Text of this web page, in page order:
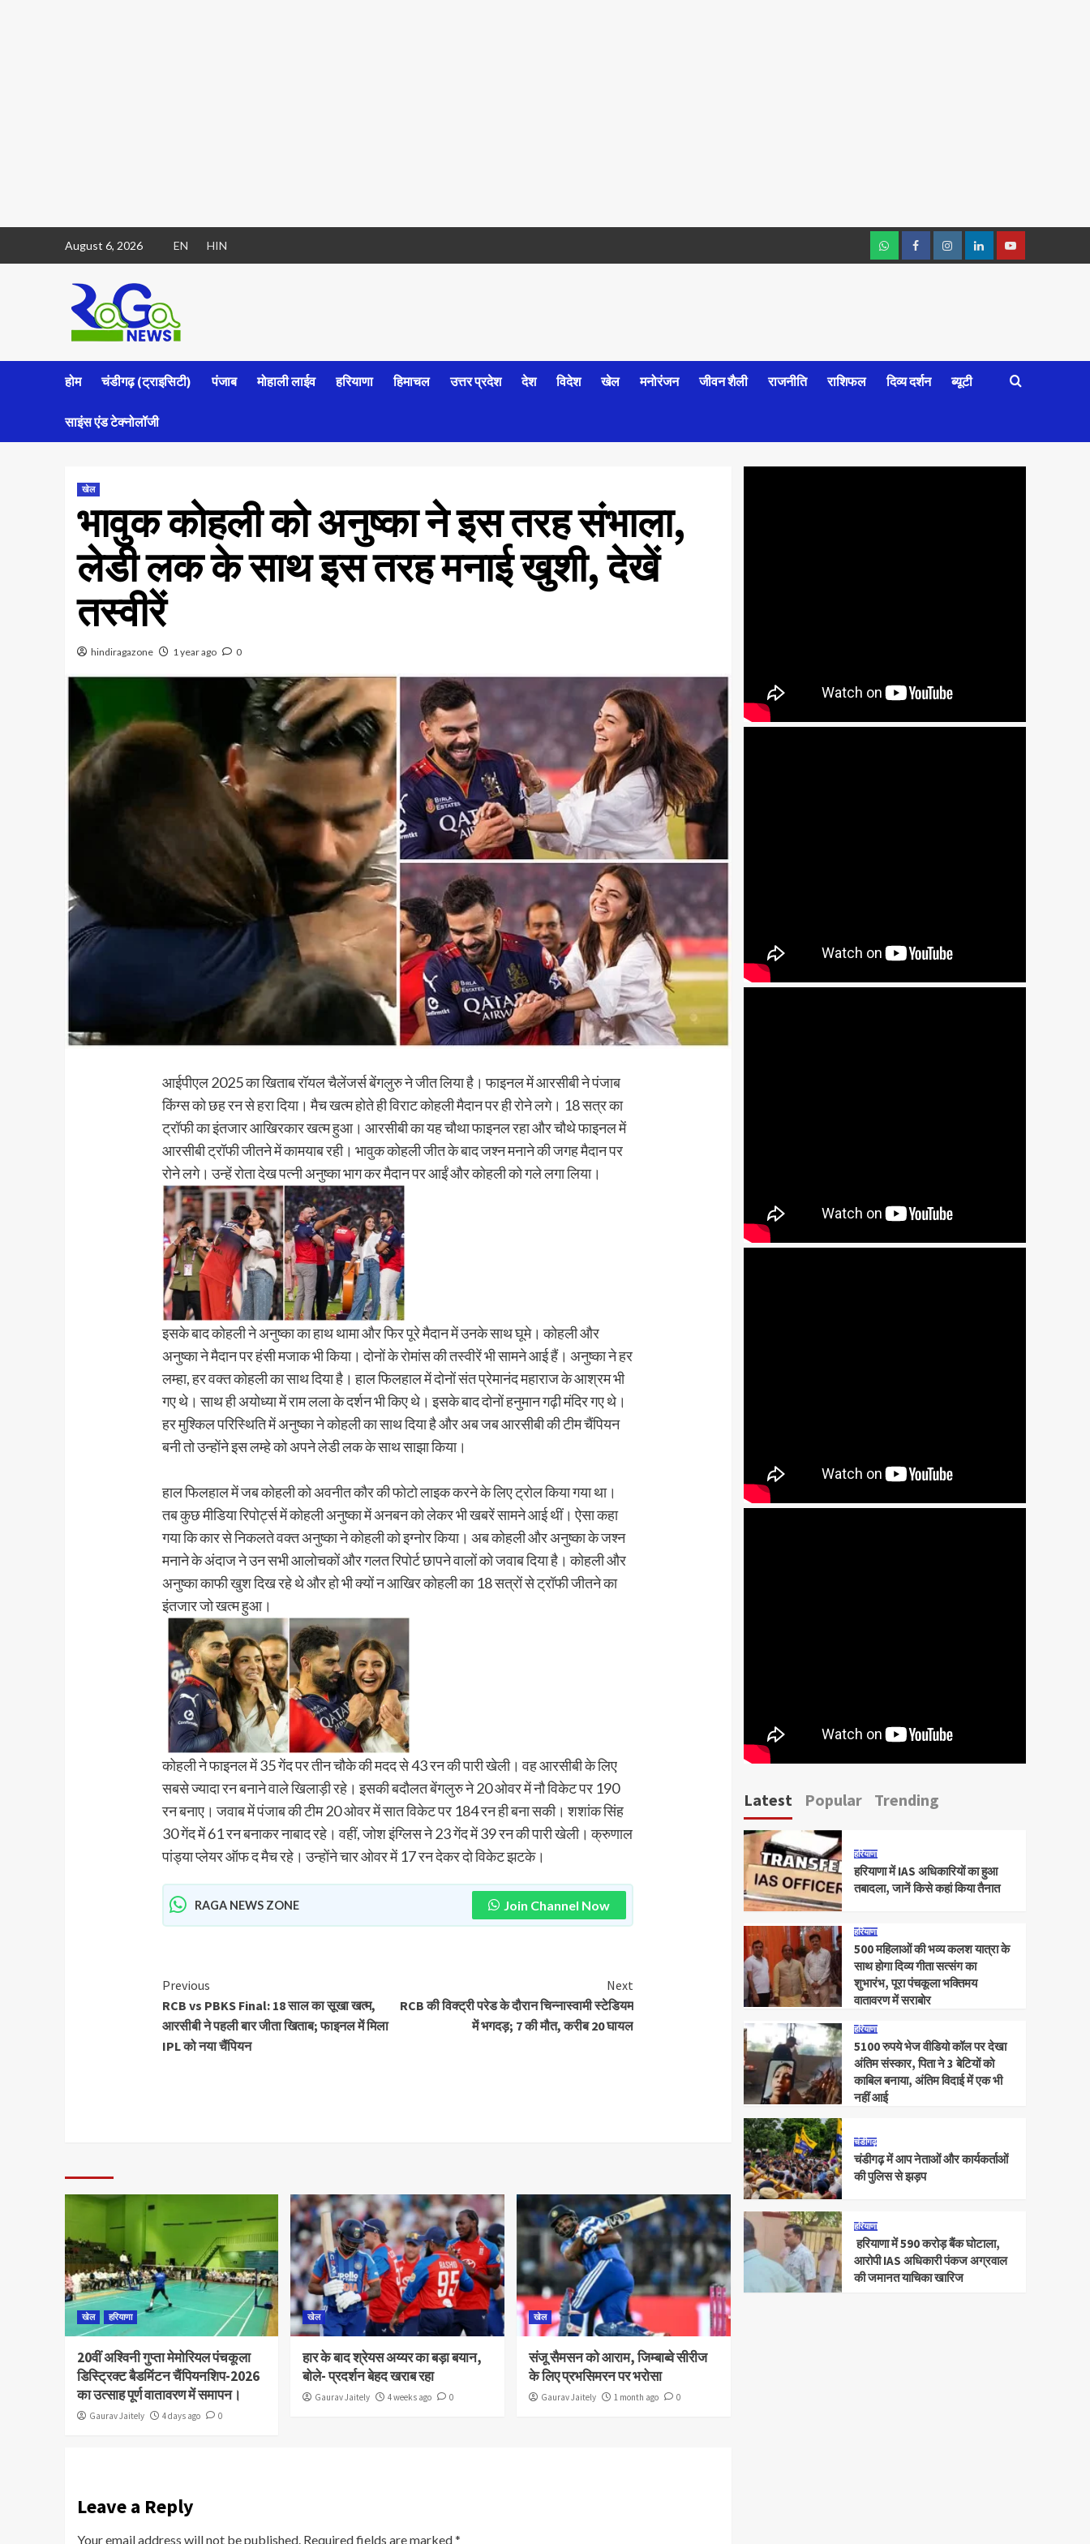
August 6, 2026 EN HIN
होम चंडीगढ़ (ट्राइसिटी) पंजाब मोहाली लाईव हरियाणा हिमाचल उत्तर प्रदेश देश विदेश खेल मनोरंजन जीवन शैली राजनीति राशिफल दिव्य दर्शन ब्यूटी
साइंस एंड टेक्नोलॉजी
खेल
भावुक कोहली को अनुष्का ने इस तरह संभाला,
लेडी लक के साथ इस तरह मनाई खुशी, देखें
तस्वीरें
hindiragazone 1 year ago 0
आईपीएल 2025 का खिताब रॉयल चैलेंजर्स बेंगलुरु ने जीत लिया है। फाइनल में आरसीबी ने पंजाब
किंग्स को छह रन से हरा दिया। मैच खत्म होते ही विराट कोहली मैदान पर ही रोने लगे। 18 सत्र का
ट्रॉफी का इंतजार आखिरकार खत्म हुआ। आरसीबी का यह चौथा फाइनल रहा और चौथे फाइनल में
आरसीबी ट्रॉफी जीतने में कामयाब रही। भावुक कोहली जीत के बाद जश्न मनाने की जगह मैदान पर
रोने लगे। उन्हें रोता देख पत्नी अनुष्का भाग कर मैदान पर आईं और कोहली को गले लगा लिया।
इसके बाद कोहली ने अनुष्का का हाथ थामा और फिर पूरे मैदान में उनके साथ घूमे। कोहली और
अनुष्का ने मैदान पर हंसी मजाक भी किया। दोनों के रोमांस की तस्वीरें भी सामने आई हैं। अनुष्का ने हर
लम्हा, हर वक्त कोहली का साथ दिया है। हाल फिलहाल में दोनों संत प्रेमानंद महाराज के आश्रम भी
गए थे। साथ ही अयोध्या में राम लला के दर्शन भी किए थे। इसके बाद दोनों हनुमान गढ़ी मंदिर गए थे।
हर मुश्किल परिस्थिति में अनुष्का ने कोहली का साथ दिया है और अब जब आरसीबी की टीम चैंपियन
बनी तो उन्होंने इस लम्हे को अपने लेडी लक के साथ साझा किया।
हाल फिलहाल में जब कोहली को अवनीत कौर की फोटो लाइक करने के लिए ट्रोल किया गया था।
तब कुछ मीडिया रिपोर्ट्स में कोहली अनुष्का में अनबन को लेकर भी खबरें सामने आई थीं। ऐसा कहा
गया कि कार से निकलते वक्त अनुष्का ने कोहली को इग्नोर किया। अब कोहली और अनुष्का के जश्न
मनाने के अंदाज ने उन सभी आलोचकों और गलत रिपोर्ट छापने वालों को जवाब दिया है। कोहली और
अनुष्का काफी खुश दिख रहे थे और हो भी क्यों न आखिर कोहली का 18 सत्रों से ट्रॉफी जीतने का
इंतजार जो खत्म हुआ।
कोहली ने फाइनल में 35 गेंद पर तीन चौके की मदद से 43 रन की पारी खेली। वह आरसीबी के लिए
सबसे ज्यादा रन बनाने वाले खिलाड़ी रहे। इसकी बदौलत बेंगलुरु ने 20 ओवर में नौ विकेट पर 190
रन बनाए। जवाब में पंजाब की टीम 20 ओवर में सात विकेट पर 184 रन ही बना सकी। शशांक सिंह
30 गेंद में 61 रन बनाकर नाबाद रहे। वहीं, जोश इंग्लिस ने 23 गेंद में 39 रन की पारी खेली। क्रुणाल
पांड्या प्लेयर ऑफ द मैच रहे। उन्होंने चार ओवर में 17 रन देकर दो विकेट झटके।
RAGA NEWS ZONE Join Channel Now
Previous
RCB vs PBKS Final: 18 साल का सूखा खत्म,
आरसीबी ने पहली बार जीता खिताब; फाइनल में मिला
IPL को नया चैंपियन
Next
RCB की विक्ट्री परेड के दौरान चिन्नास्वामी स्टेडियम
में भगदड़; 7 की मौत, करीब 20 घायल
खेल हरियाणा
20वीं अश्विनी गुप्ता मेमोरियल पंचकूला
डिस्ट्रिक्ट बैडमिंटन चैंपियनशिप-2026
का उत्साह पूर्ण वातावरण में समापन।
Gaurav Jaitely 4 days ago 0
खेल
हार के बाद श्रेयस अय्यर का बड़ा बयान,
बोले- प्रदर्शन बेहद खराब रहा
Gaurav Jaitely 4 weeks ago 0
खेल
संजू सैमसन को आराम, जिम्बाब्वे सीरीज
के लिए प्रभसिमरन पर भरोसा
Gaurav Jaitely 1 month ago 0
Leave a Reply
Your email address will not be published. Required fields are marked*
Latest Popular Trending
हरियाणा
हरियाणा में IAS अधिकारियों का हुआ
तबादला, जानें किसे कहां किया तैनात
हरियाणा
500 महिलाओं की भव्य कलश यात्रा के
साथ होगा दिव्य गीता सत्संग का
शुभारंभ, पूरा पंचकूला भक्तिमय
वातावरण में सराबोर
हरियाणा
5100 रुपये भेज वीडियो कॉल पर देखा
अंतिम संस्कार, पिता ने 3 बेटियों को
काबिल बनाया, अंतिम विदाई में एक भी
नहीं आई
चंडीगढ़
चंडीगढ़ में आप नेताओं और कार्यकर्ताओं
की पुलिस से झड़प
हरियाणा
हरियाणा में 590 करोड़ बैंक घोटाला,
आरोपी IAS अधिकारी पंकज अग्रवाल
की जमानत याचिका खारिज